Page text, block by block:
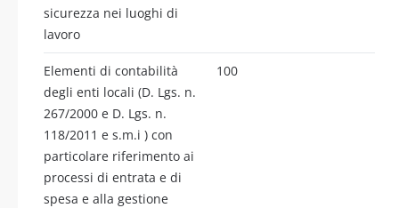
sicurezza nei luoghi di
lavoro
Elementi di contabilità
degli enti locali (D. Lgs. n.
267/2000 e D. Lgs. n.
118/2011 e s.m.i ) con
particolare riferimento ai
processi di entrata e di
spesa e alla gestione
100